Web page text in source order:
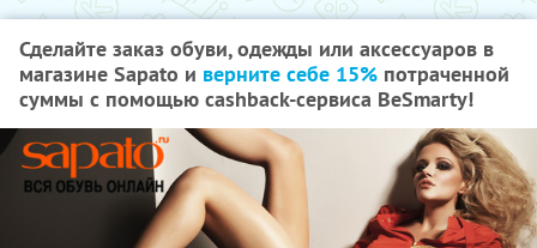
Сделайте заказ обуви, одежды или аксессуаров в
магазине Sapato и верните себе 15% потраченной
суммы с помощью cashback-сервиса BeSmarty!